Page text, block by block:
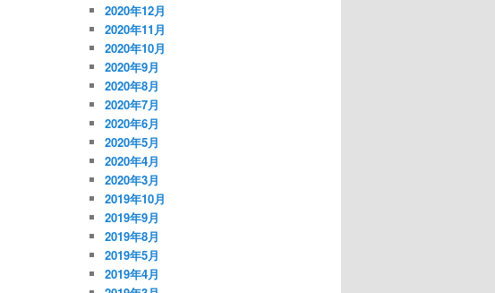
2020年12月
2020年11月
2020年10月
2020年9月
2020年8月
2020年7月
2020年6月
2020年5月
2020年4月
2020年3月
2019年10月
2019年9月
2019年8月
2019年5月
2019年4月